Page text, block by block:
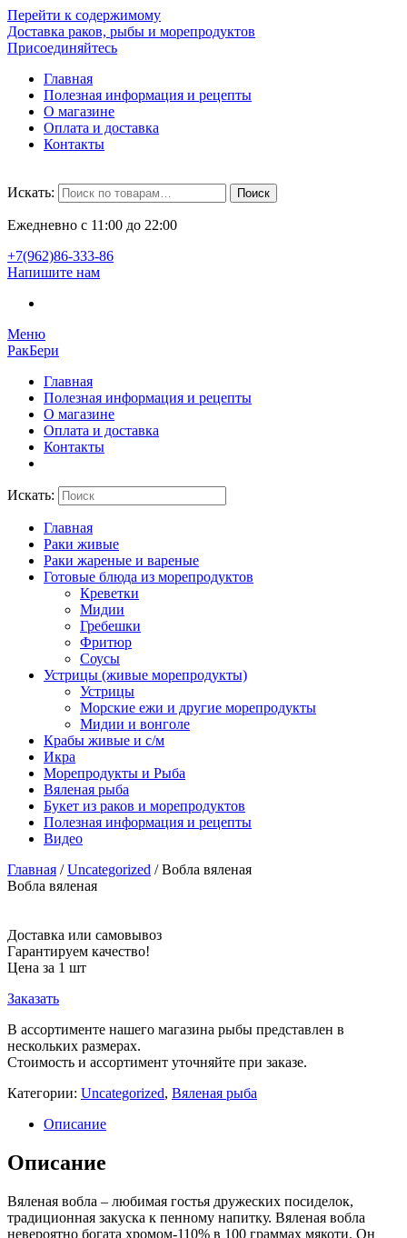
Перейти к содержимому
Доставка раков, рыбы и морепродуктов
Присоединяйтесь
Главная
Полезная информация и рецепты
О магазине
Оплата и доставка
Контакты
Искать: Поиск
Ежедневно с 11:00 до 22:00
+7(962)86-333‬-86
Напишите нам
Меню
РакБери
Главная
Полезная информация и рецепты
О магазине
Оплата и доставка
Контакты
Искать:
Главная
Раки живые
Раки жареные и вареные
Готовые блюда из морепродуктов
Креветки
Мидии
Гребешки
Фритюр
Соусы
Устрицы (живые морепродукты)
Устрицы
Морские ежи и другие морепродукты
Мидии и вонголе
Крабы живые и с/м
Икра
Морепродукты и Рыба
Вяленая рыба
Букет из раков и морепродуктов
Полезная информация и рецепты
Видео
Главная /Uncategorized / Вобла вяленая
Вобла вяленая
Доставка или самовывоз
Гарантируем качество!
Цена за 1 шт
Заказать
В ассортименте нашего магазина рыбы представлен в
нескольких размерах.
Стоимость и ассортимент уточняйте при заказе.
Категории: Uncategorized, Вяленая рыба
Описание
Описание
Вяленая вобла – любимая гостья дружеских посиделок,
традиционная закуска к пенному напитку. Вяленая вобла
невероятно богата хромом-110% в 100 граммах мякоти. Он